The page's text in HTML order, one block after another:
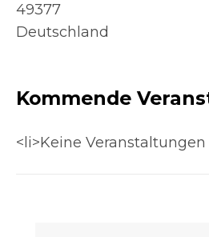
49377
Deutschland
Kommende
<li>Keine